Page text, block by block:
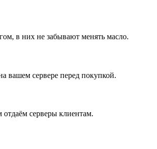
в них не забывают менять масло.
вашем сервере перед покупкой.
серверы клиентам.